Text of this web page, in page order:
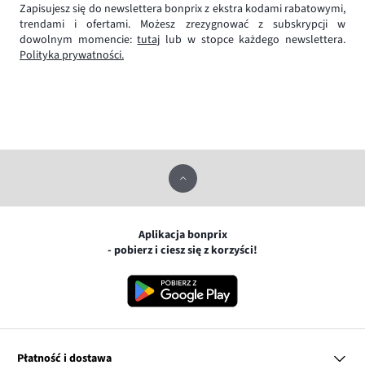
Zapisujesz się do newslettera bonprix z ekstra kodami rabatowymi,
trendami i ofertami. Możesz zrezygnować z subskrypcji w
dowolnym momencie:tutaj lub w stopce każdego newslettera.
Polityka prywatności.
Aplikacja bonprix
- pobierz i ciesz się z korzyści!
Płatność i dostawa